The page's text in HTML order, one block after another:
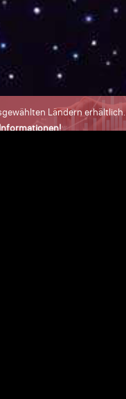
Ländern erhältlich.